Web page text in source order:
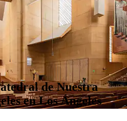
de Nuestra
en Los Ángeles